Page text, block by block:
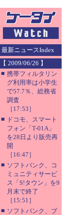
最新ニュースIndex
【 2009/06/26 】
■ 携帯フィルタリン
グ利用率は小学生
で57.7％、総務省
調査
［17:53］
■ ドコモ、スマート
フォン「T-01A」
を28日より販売再
開
［16:47］
■ ソフトバンク、コ
ミュニティサービ
ス「S!タウン」を9
月末で終了
［15:51］
■ ソフトバンク、ブ